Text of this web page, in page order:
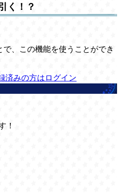
く！？
、この機能を使うことができ
済みの方はログイン
！